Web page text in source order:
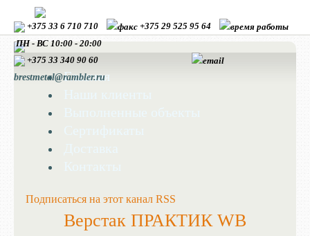
+375 33 6 710 710
+375 29 525 95 64
ПН - ВС 10:00 - 20:00
+375 33 340 90 60
brestmetal@rambler.ru
Главная
Подписаться на этот канал RSS
Верстак ПРАКТИК WB